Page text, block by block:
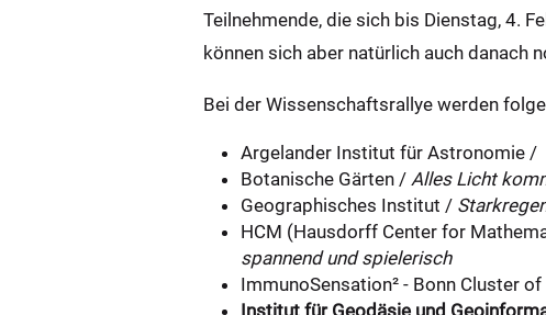
Teilnehmende, die sich bis Dienstag, 4.
können sich aber natürlich auch danach
Bei der Wissenschaftsrallye werden
Argelander Institut für Astronomie /
Botanische Gärten / Alles Licht
Geographisches Institut /
HCM (Hausdorff Center for
spannend und spielerisch
ImmunoSensation² - Bonn Cluster